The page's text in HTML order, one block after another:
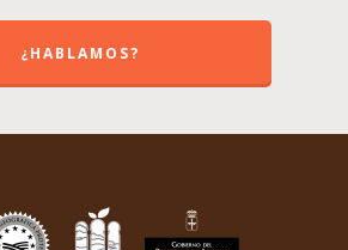
¿HABLAMOS?